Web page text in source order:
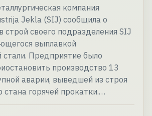
компания
Jekla (SIJ) сообщила о
строй своего подразделения SIJ
выплавкой
Предприятие было
производство 13
аварии, выведшей из строя
стана горячей прокатки.…